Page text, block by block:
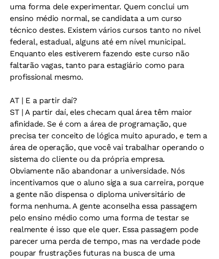
uma forma dele experimentar. Quem conclui um
ensino médio normal, se candidata a um curso
técnico destes. Existem vários cursos tanto no nível
federal, estadual, alguns até em nível municipal.
Enquanto eles estiverem fazendo este curso não
faltarão vagas, tanto para estagiário como para
profissional mesmo.
AT| E a partir daí?
ST| A partir daí, eles checam qual área têm maior
afinidade. Se é com a área de programação, que
precisa ter conceito de lógica muito apurado, e tem a
área de operação, que você vai trabalhar operando o
sistema do cliente ou da própria empresa.
Obviamente não abandonar a universidade. Nós
incentivamos que o aluno siga a sua carreira, porque
a gente não dispensa o diploma universitário de
forma nenhuma. A gente aconselha essa passagem
pelo ensino médio como uma forma de testar se
realmente é isso que ele quer. Essa passagem pode
parecer uma perda de tempo, mas na verdade pode
poupar frustrações futuras na busca de uma